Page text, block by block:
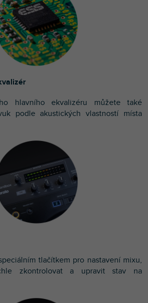
hlavního ekvalizéru můžete také
podle akustických vlastností místa
tlačítkem pro nastavení mixu,
zkontrolovat a upravit stav na